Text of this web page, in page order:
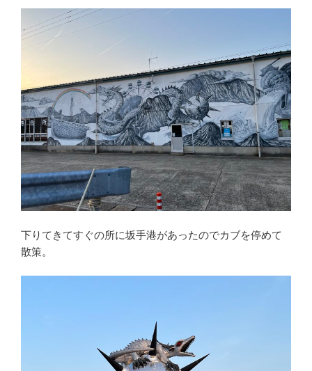
下りてきてすぐの所に坂手港があったのでカブを停めて
散策。